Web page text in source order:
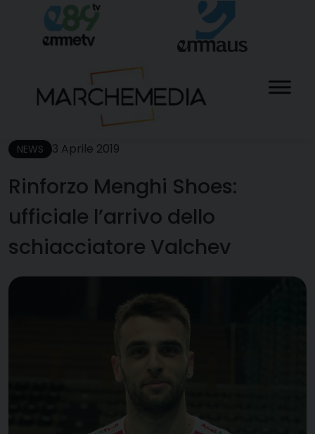
content
NEWS 3 Aprile 2019
Rinforzo Menghi Shoes:
ufficiale l’arrivo dello
schiacciatore Valchev